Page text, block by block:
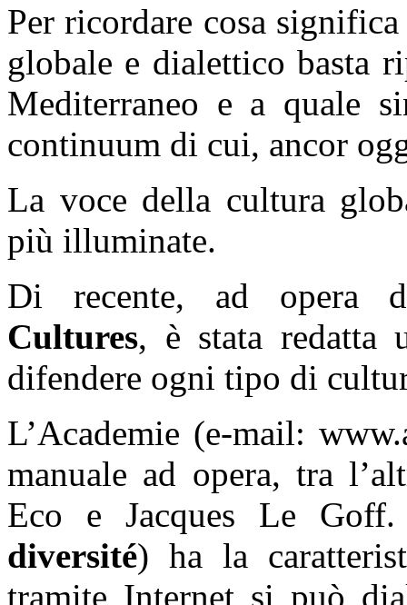
Per ricordare cosa
globale e dialettico basta
Mediterraneo e a quale
continuum di cui, ancor
La voce della cultura
più illuminate.
Di recente, ad opera
Cultures, è stata redatta
difendere ogni tipo di
L’Academie (e-mail:
manuale ad opera, tra
Eco e Jacques Le
diversité) ha la
tramite Internet si può